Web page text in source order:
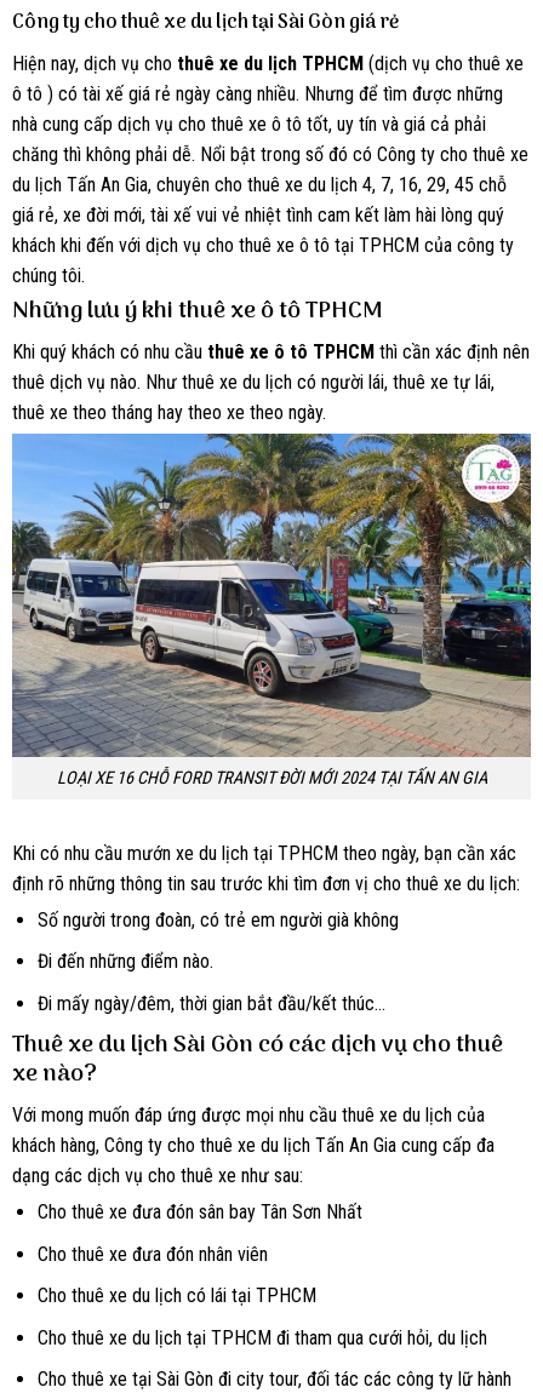
Công ty cho thuê xe du lịch tại Sài Gòn giá rẻ
Hiện nay, dịch vụ cho thuê xe du lịch TPHCM (dịch vụ cho thuê xe
ô tô ) có tài xế giá rẻ ngày càng nhiều. Nhưng để tìm được những
nhà cung cấp dịch vụ cho thuê xe ô tô tốt, uy tín và giá cả phải
chăng thì không phải dễ. Nổi bật trong số đó có Công ty cho thuê xe
du lịch Tấn An Gia, chuyên cho thuê xe du lịch 4, 7, 16, 29, 45 chỗ
giá rẻ, xe đời mới, tài xế vui vẻ nhiệt tình cam kết làm hài lòng quý
khách khi đến với dịch vụ cho thuê xe ô tô tại TPHCM của công ty
chúng tôi.
Những lưu ý khi thuê xe ô tô TPHCM
Khi quý khách có nhu cầu thuê xe ô tô TPHCM thì cần xác định nên
thuê dịch vụ nào. Như thuê xe du lịch có người lái, thuê xe tự lái,
thuê xe theo tháng hay theo xe theo ngày.
LOẠI XE 16 CHỖ FORD TRANSIT ĐỜI MỚI 2024 TẠI TẤN AN GIA
Khi có nhu cầu mướn xe du lịch tại TPHCM theo ngày, bạn cần xác
định rõ những thông tin sau trước khi tìm đơn vị cho thuê xe du lịch:
Số người trong đoàn, có trẻ em người già không
Đi đến những điểm nào.
Đi mấy ngày/đêm, thời gian bắt đầu/kết thúc…
Thuê xe du lịch Sài Gòn có các dịch vụ cho thuê
xe nào?
Với mong muốn đáp ứng được mọi nhu cầu thuê xe du lịch của
khách hàng, Công ty cho thuê xe du lịch Tấn An Gia cung cấp đa
dạng các dịch vụ cho thuê xe như sau:
Cho thuê xe đưa đón sân bay Tân Sơn Nhất
Cho thuê xe đưa đón nhân viên
Cho thuê xe du lịch có lái tại TPHCM
Cho thuê xe du lịch tại TPHCM đi tham qua cưới hỏi, du lịch
Cho thuê xe tại Sài Gòn đi city tour, đối tác các công ty lữ hành